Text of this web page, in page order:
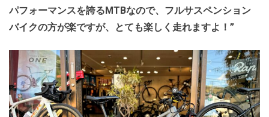
パフォーマンスを誇るMTBなので、フルサスペンション
バイクの方が楽ですが、とても楽しく走れますよ！”